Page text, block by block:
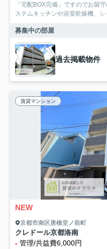
「宅配BOX完備」ですのでお留
ステムキッチンや浴室乾燥機、
募集中の部屋
過去掲載物件
賃貸マンション
NEW
京都市南区唐橋堂ノ前町
クレドール京都洛南
- 管理/共益費6,000円